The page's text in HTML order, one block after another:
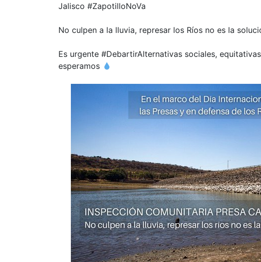
Jalisco #ZapotilloNoVa
No culpen a la lluvia, represar los Ríos no es la
Es urgente #DebartirAlternativas sociales,
esperamos